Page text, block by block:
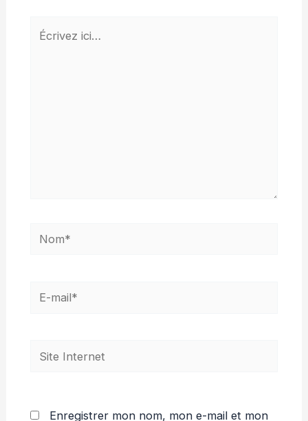
Écrivez
Nom*
E-
Site
Enregistrer mon nom, mon e-mail et mon